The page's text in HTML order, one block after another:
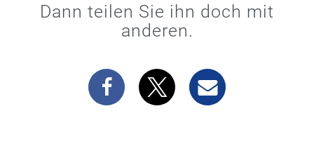
Dann teilen Sie ihn doch mit
anderen.